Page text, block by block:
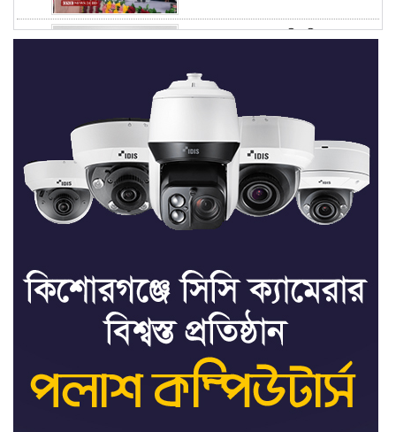
৪ মন্ত্রণালয়ে নতুন সচিব নিয়োগ, ২
শেখ হাসিনার সঙ্গে পালানোর ফ্লাইট
কীভাবে মিস করেছিলেন সালমান এফ
রহমান
৭
ভাত রান্নার সময় নরম হয়ে গেলে কী
করবেন
৮
মৃত্যুদণ্ড বাদ না দেওয়ায়
প্রত্যক্ষদর্শীদের তথ্য দেয়নি জাতিসংঘ:
ট্রাইব্যুনালকে প্রসিকিউটর
৯
তাড়াইলে রাউতি মানবসেবা ফাউন্ডেশনের
আয়োজনে কাফন-দাফন বিষয়ক বিশেষ
প্রশিক্ষণ কর্মশালা